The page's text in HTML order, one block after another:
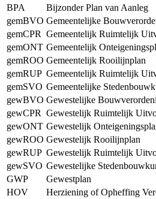
BPA
Bijzonder Plan van Aanleg
gemBVO Gemeentelijke
gemCPR Gemeentelijk Ruimtelijk
gemONT Gemeentelijk
gemROO Gemeentelijk Rooilijnplan
gemRUP Gemeentelijk Ruimtelijk
gemSVO Gemeentelijke
gewBVO Gewestelijke
gewCPR Gewestelijk Ruimtelijk
gewONT Gewestelijk
gewROO Gewestelijk Rooilijnplan
gewRUP Gewestelijk Ruimtelijk
gewSVO Gewestelijke
GWP
Gewestplan
HOV
Herziening of Opheffing